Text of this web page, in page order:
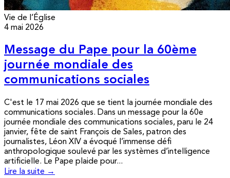
Vie de l’Église
4 mai 2026
Message du Pape pour la 60ème
journée mondiale des
communications sociales
C'est le 17 mai 2026 que se tient la journée mondiale des
communications sociales. Dans un message pour la 60e
journée mondiale des communications sociales, paru le 24
janvier, fête de saint François de Sales, patron des
journalistes, Léon XIV a évoqué l’immense défi
anthropologique soulevé par les systèmes d’intelligence
artificielle. Le Pape plaide pour...
Lire la suite →